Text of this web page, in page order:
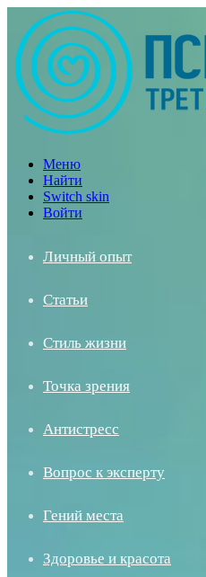
Меню
Найти
Switch skin
Войти
Личный опыт
Статьи
Стиль жизни
Точка зрения
Антистресс
Вопрос к эксперту
Гений места
Здоровье и красота